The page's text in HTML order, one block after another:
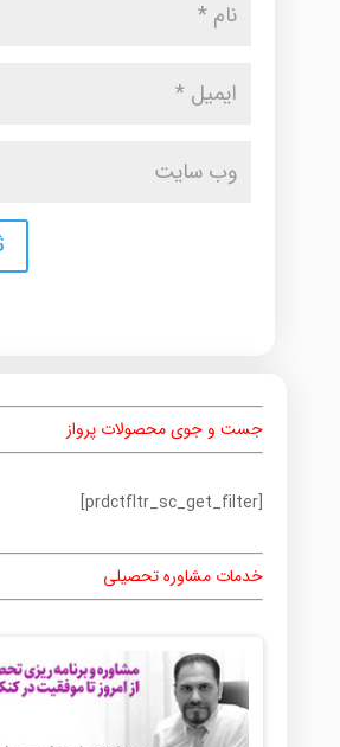
جست و جوی محصولات پرواز
[prdctfltr_sc_get_filter]
خدمات مشاوره تحصیلی